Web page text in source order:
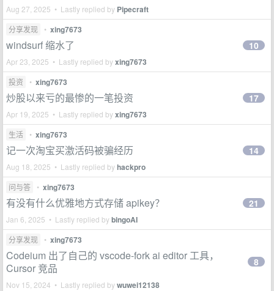
Aug 27, 2025 • Lastly replied by Pipecraft
分享发现 • xing7673
windsurf 缩水了
Apr 23, 2025 • Lastly replied byxing7673
10
投资 • xing7673
炒股以来亏的最惨的一笔投资
Apr 19, 2025 • Lastly replied byxing7673
17
生活 • xing7673
记一次淘宝买激活码被骗经历
Aug 18, 2025 • Lastly replied byhackpro
14
问与答 • xing7673
有没有什么优雅地方式存储 apikey？
Jan 6, 2025 • Lastly replied bybingoAI
21
分享发现 • xing7673
Codeium 出了自己的 vscode-fork ai editor 工具，
Cursor 竞品
Nov 15, 2024 • Lastly replied bywuwei12138
8